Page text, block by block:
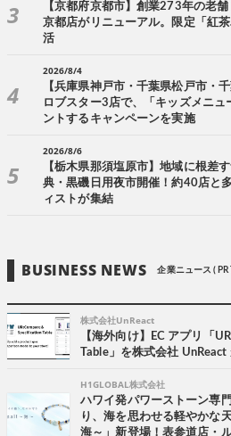
【京都府京都市】創業273年の老
京都店がリニューアル。限定「紅
活
2026/8/4
【兵庫県神戸市・千葉県松戸市・
ロブスター3店で、「キッズメニュ
ントするキャンペーンを実施
2026/8/6
【栃木県那須塩原市】地域に根差
典・黒磯日用夜市開催！約40店と
ィストが集結
BUSINESS NEWS 企業ニュース ( PR
株式会社UnReact
【海外向け】EC アプリ「
Table」を株式会社 UnReact
H1GLOBAL株式会社
ハワイ発パワーストーン専
り、海を思わせる軽やかな
海～」新登場！表参道店・